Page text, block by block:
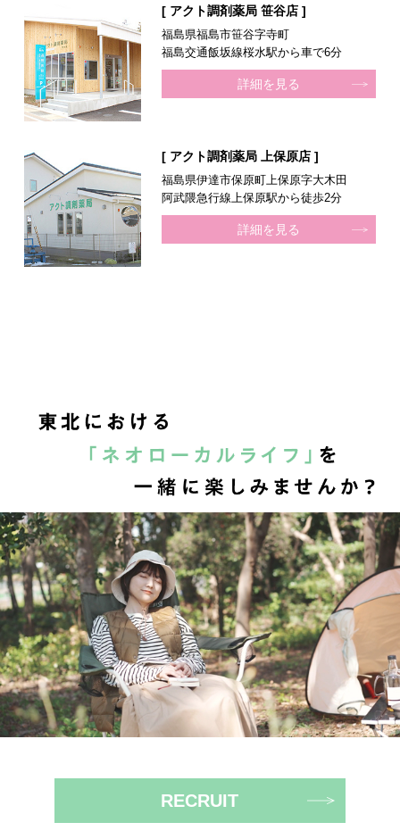
[ アクト調剤薬局 笹谷店 ]
福島県福島市笹谷字寺町
福島交通飯坂線桜水駅から車で6分
詳細を見る
[ アクト調剤薬局 上保原店 ]
福島県伊達市保原町上保原字大木田
阿武隈急行線上保原駅から徒歩2分
詳細を見る
RECRUIT